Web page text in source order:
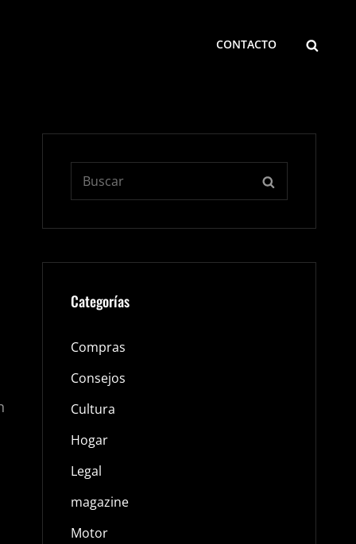
CONTACTO
Categorías
Compras
Consejos
Cultura
Hogar
Legal
magazine
Motor